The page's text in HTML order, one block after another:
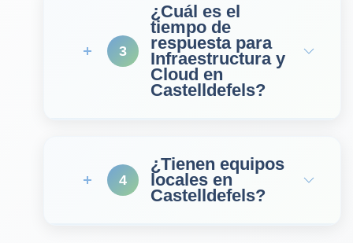
3
¿Cuál es el
tiempo de
respuesta para
Infraestructura y
Cloud en
Castelldefels?
4
¿Tienen equipos
locales en
Castelldefels?